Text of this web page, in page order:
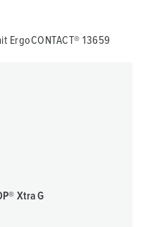
ErgoCONTACT® 13659
Xtra G